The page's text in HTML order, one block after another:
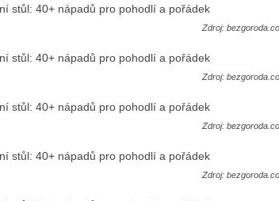
Zdroj:
Zdroj:
Zdroj:
Zdroj: